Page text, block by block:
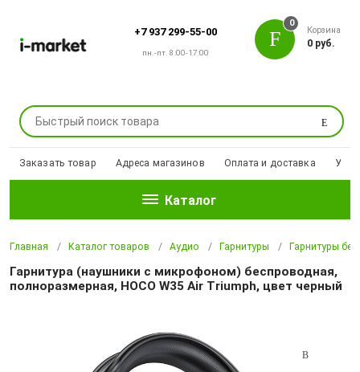
+7 937 299-55-00
пн.-пт. 8:00-17:00
Поиск
0
Корзина
0 руб.
Заказать товар Адреса магазинов Оплата и доставка
Каталог
Главная Каталог товаров Аудио Гарнитуры Гарнитуры
Гарнитура (наушники с микрофоном) беспроводная,
полноразмерная, HOCO W35 Air Triumph, цвет черный